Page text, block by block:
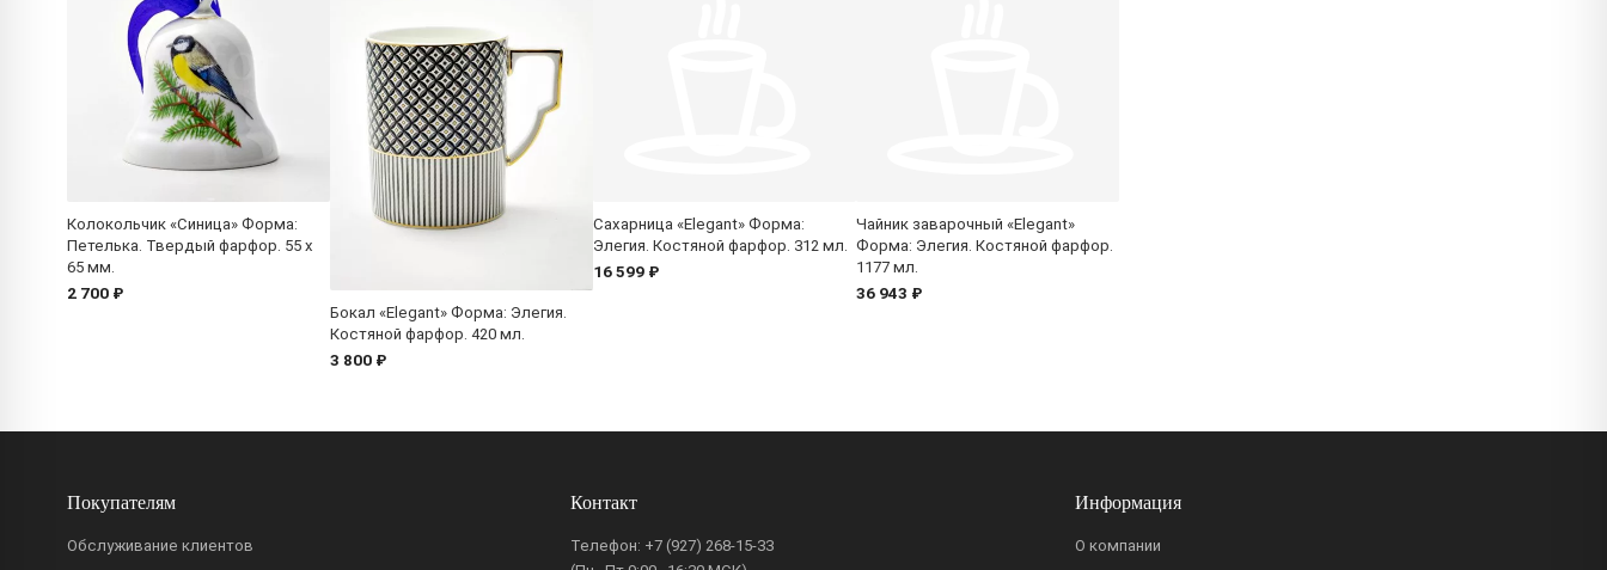
Колокольчик «Синица» Форма:
Петелька. Твердый фарфор. 55 x
65 мм.
2 700 ₽
Бокал «Elegant» Форма: Элегия.
Костяной фарфор. 420 мл.
3 800 ₽
Сахарница «Elegant» Форма:
Элегия. Костяной фарфор. 312 мл.
16 599 ₽
Чайник заварочный «Elegant»
Форма: Элегия. Костяной фарфор.
1177 мл.
36 943 ₽
Покупателям
Обслуживание клиентов
Контакт
Телефон: +7 (927) 268-15-33
Информация
О компании